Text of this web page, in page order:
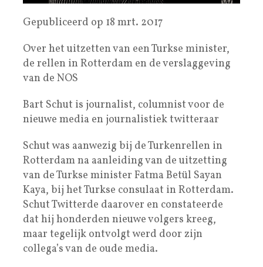
Gepubliceerd op 18 mrt. 2017
Over het uitzetten van een Turkse minister,
de rellen in Rotterdam en de verslaggeving
van de NOS
Bart Schut is journalist, columnist voor de
nieuwe media en journalistiek twitteraar
Schut was aanwezig bij de Turkenrellen in
Rotterdam na aanleiding van de uitzetting
van de Turkse minister Fatma Betül Sayan
Kaya, bij het Turkse consulaat in Rotterdam.
Schut Twitterde daarover en constateerde
dat hij honderden nieuwe volgers kreeg,
maar tegelijk ontvolgt werd door zijn
collega’s van de oude media.